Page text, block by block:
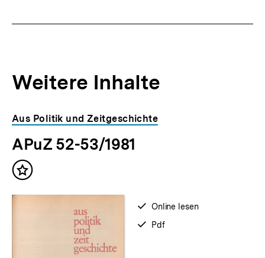
Weitere Inhalte
Inhaltskarousell
für
weitere
Inhalte
Inhaltskarussell
überspringen
Aus Politik und Zeitgeschichte
APuZ 52-53/1981
Inhalt
verfügbar
Online lesen
verfügbar
Pdf